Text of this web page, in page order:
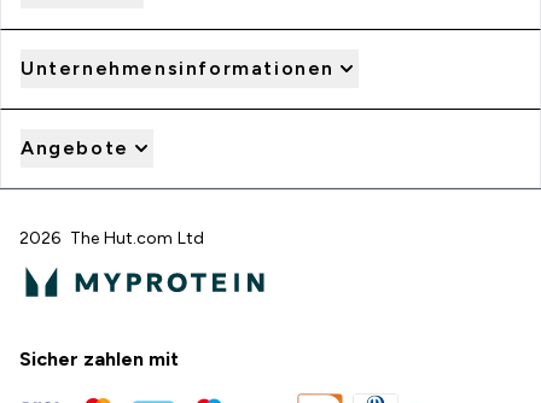
Unternehmensinformationen
Angebote
2026 The Hut.com Ltd
Sicher zahlen mit